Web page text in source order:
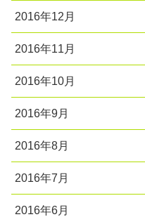
2016年12月
2016年11月
2016年10月
2016年9月
2016年8月
2016年7月
2016年6月